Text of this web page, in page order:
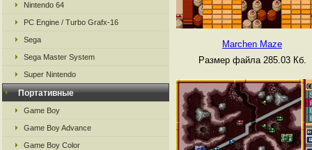
Nintendo 64
PC Engine / Turbo Grafx-16
Sega
Sega Master System
Super Nintendo
Портативные
Game Boy
Game Boy Advance
Game Boy Color
Marchen Maze
Размер файла 285.03 Кб.